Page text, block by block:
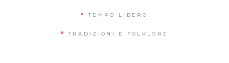
TEMPO LIBERO
TRADIZIONI E FOLKLORE